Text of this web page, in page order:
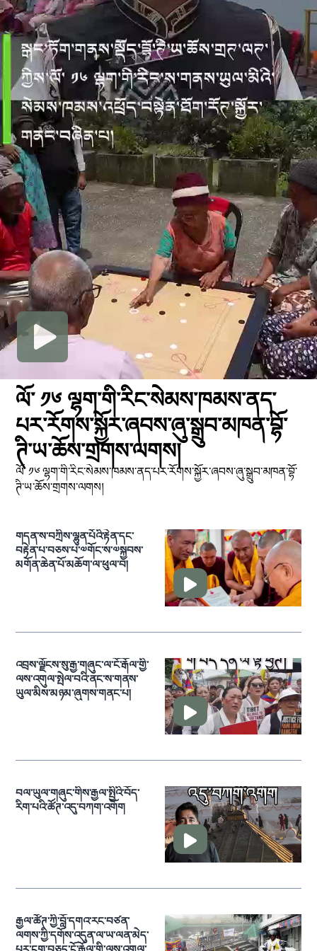
ལོ་ ༡༦ ལྷག་གི་རིང་སེམས་ཁམས་ནད་
པར་རོགས་སྐྱོར་ཞབས་ཞུ་སྒྲུབ་མཁན་བྷོ་
ཊི་ཡ་ཆོས་གྲགས་ལགས།
ལོ་ ༡༦ ལྷག་གི་རིང་སེམས་ཁམས་ནད་པར་རོགས་སྐྱོར་ཞབས་ཞུ་སྒྲུབ་མཁན་བྷོ་
ཊི་ཡ་ཆོས་གྲགས་ལགས།
གདན་ས་བཀྲིས་ལྷུན་པོའི་རྟེན་དང་
བརྟེན་པ་བཅས་པ་༧གོང་ས་༧སྐྱབས་
མགོན་ཆེན་པོ་མཆོག་ལ་ཕུལ་བ།
འབྲས་ལྗོངས་སུ་རྒྱ་གཞུང་ལ་ངོ་རྒོལ་གྱི་
ལས་འགུལ་སྤེལ་བའི་ནང་ས་གནས་
ཡུལ་མིས་མཉམ་ཞུགས་གནང་པ།
བལ་ཡུལ་གཞུང་གིས་རྒྱལ་སྤྱིའི་བོད་
རིག་པའི་ཚོཊ་འདུ་བཀག་འགོག
རྒྱལ་ཚོཊ་ཀྱི་བློ་དགའ་རང་བཙན་
ལགས་ཀྱི་དགོས་འདུན་ལ་ཡ་ལན་མེད་